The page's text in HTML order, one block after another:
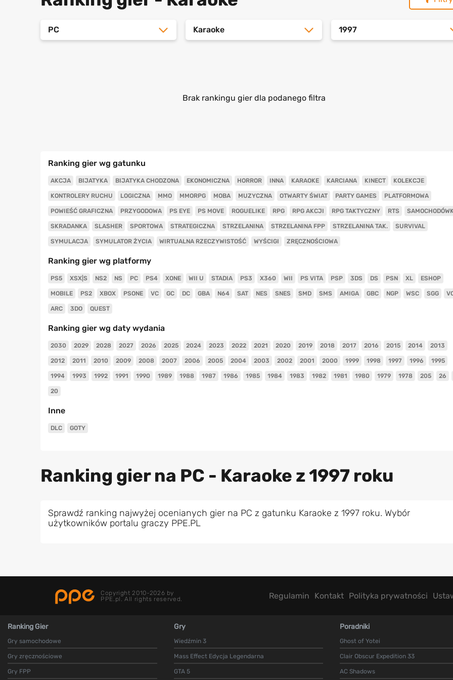
PC Karaoke 1997
Brak rankingu gier dla podanego filtra
Ranking gier wg gatunku
AKCJA BIJATYKA BIJATYKA CHODZONA EKONOMICZNA HORROR INNA KARAOKE KARCIANA KINECT KOLEKCJE
KONTROLERY RUCHU LOGICZNA MMO MMORPG MOBA MUZYCZNA OTWARTY ŚWIAT PARTY GAMES PLATFORMOWA
POWIEŚĆ GRAFICZNA PRZYGODOWA PS EYE PS MOVE ROGUELIKE RPG RPG AKCJI RPG TAKTYCZNY RTS
SKRADANKA SLASHER SPORTOWA STRATEGICZNA STRZELANINA STRZELANINA FPP STRZELANINA TAK. SURVIVAL
SYMULACJA SYMULATOR ŻYCIA WIRTUALNA RZECZYWISTOŚĆ WYŚCIGI ZRĘCZNOŚCIOWA
Ranking gier wg platformy
PS5 XSX|S NS2 NS PC PS4 XONE WII U STADIA PS3 X360 WII PS VITA PSP 3DS DS PSN XL ESHOP
MOBILE PS2 XBOX PSONE VC GC DC GBA N64 SAT NES SNES SMD SMS AMIGA GBC NGP WSC SGG
ARC 3DO QUEST
Ranking gier wg daty wydania
2030 2029 2028 2027 2026 2025 2024 2023 2022 2021 2020 2019 2018 2017 2016 2015 2014 2013
2012 2011 2010 2009 2008 2007 2006 2005 2004 2003 2002 2001 2000 1999 1998 1997 1996 1995
1994 1993 1992 1991 1990 1989 1988 1987 1986 1985 1984 1983 1982 1981 1980 1979 1978 205 26
20
Inne
DLC GOTY
Ranking gier na PC - Karaoke z 1997 roku
Sprawdź ranking najwyżej ocenianych gier na PC z gatunku Karaoke z 1997 roku. Wybór
użytkowników portalu graczy PPE.PL
Copyright 2010-2026 by
PPE.pl. All rights reserved.
Regulamin Kontakt Polityka prywatności
Ranking Gier
Gry samochodowe
Gry zręcznościowe
Gry FPP
Gry
Wiedźmin 3
Mass Effect Edycja Legendarna
GTA 5
Poradniki
Ghost of Yotei
Clair Obscur Expedition 33
AC Shadows